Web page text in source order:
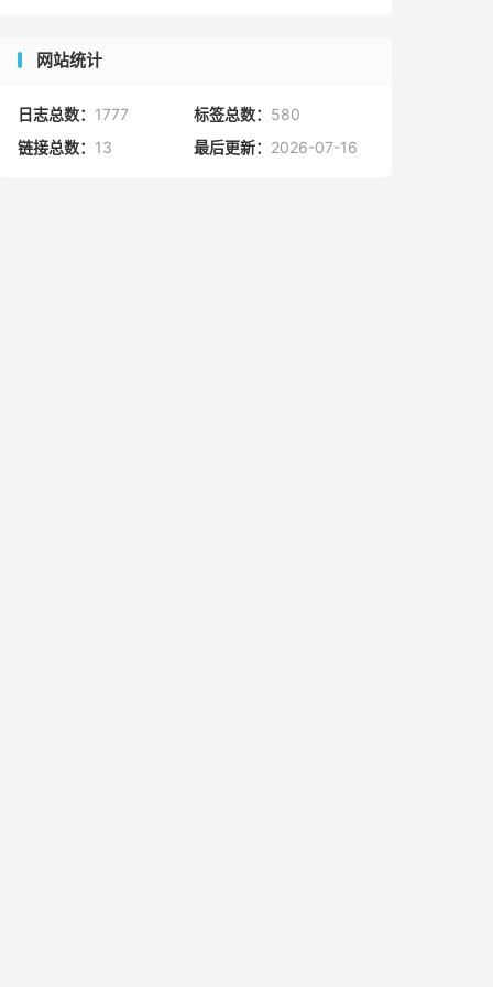
网站统计
日志总数： 1777 标签总数： 580
链接总数： 13 最后更新： 2026-07-16